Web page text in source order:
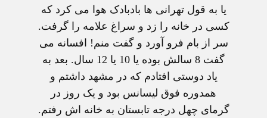
يا به قول تهرانی ها بادبادک هوا می کرد که
کسی در خانه را زد و سراغ علامه را گرفت.
سر از بام فرو آورد و گفت منم! افسانه می
گفت 8 سالش بوده يا 10 يا 12 سال. بعد به
ياد دوستی افتادم که در مشهد داشتم و
همدوره فوق ليسانس بود و يک روز در
گرمای چهل درجه تابستان به خانه اش رفتم.